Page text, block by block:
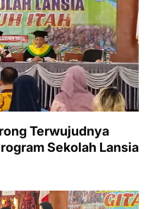
Terwujudnya
Sekolah Lansia